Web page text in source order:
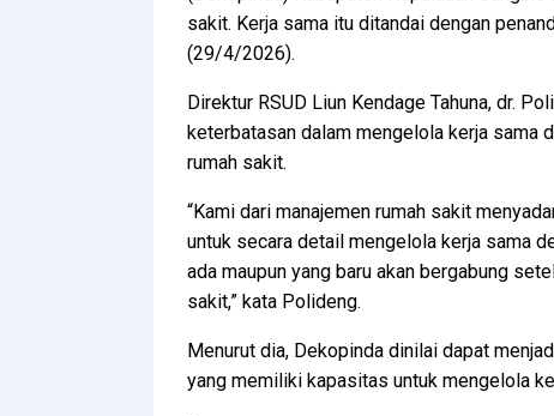
sakit. Kerja sama itu ditandai dengan
(29/4/2026).
Direktur RSUD Liun Kendage Tahuna, dr.
keterbatasan dalam mengelola kerja sama
rumah sakit.
“Kami dari manajemen rumah sakit
untuk secara detail mengelola kerja sama
ada maupun yang baru akan bergabung
sakit,” kata Polideng.
Menurut dia, Dekopinda dinilai dapat
yang memiliki kapasitas untuk mengelola